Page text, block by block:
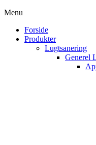
Menu
Forside
Produkter
Lugtsanering
Generel